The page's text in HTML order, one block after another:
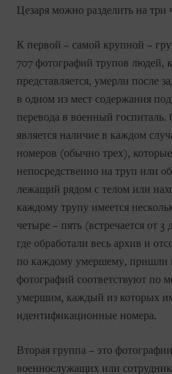
Цезаря можно разделить на три
К первой – самой крупной –
707 фотографий трупов людей,
представляется, умерли после
в одном из мест содержания
перевода в военный
является наличие в каждом
номеров (обычно трех),
непосредственно на труп или
лежащий рядом с телом или
каждому трупу имеется
четыре – пять (встречается от
где обработали весь архив и
по каждому умершему, пришли
фотографий соответствуют по
умершим, каждый из которых
идентификационные номера.
Вторая группа – это
военнослужащих или